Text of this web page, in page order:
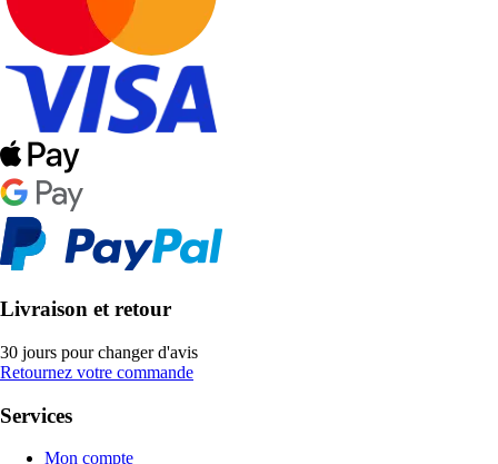
Livraison et retour
30 jours pour changer d'avis
Retournez votre commande
Services
Mon compte